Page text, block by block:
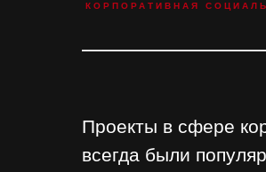
Проекты в сфере
всегда были
КОРПОРАТИВНАЯ